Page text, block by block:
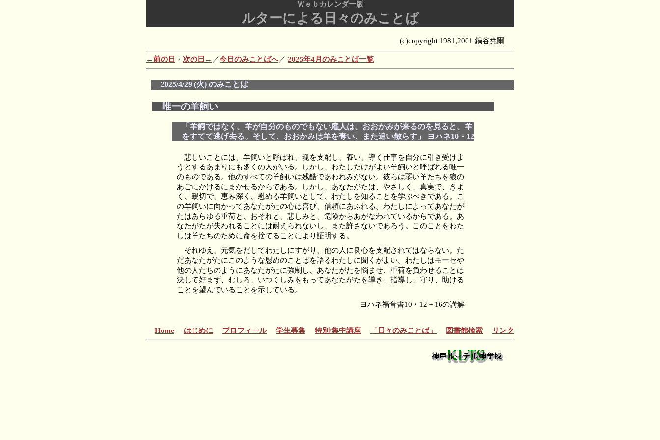
Ｗｅｂカレンダー版
ルターによる日々のみことば
(c)copyright 1981,2001 鍋谷尭爾
←前の日 ・ 次の日→ ／今日のみことばへ／ 2025年4月のみことば一覧
2025/4/29 (火) のみことば
唯一の羊飼い
「羊飼ではなく、羊が自分のものでもない雇人は、おおかみが来るのを見ると、羊
をすてて逃げ去る。そして、おおかみは羊を奪い、また追い散らす」 ヨハネ10・12
悲しいことには、羊飼いと呼ばれ、魂を支配し、養い、導く仕事を自分に引き受けよ
うとするあまりにも多くの人がいる。しかし、わたしだけがよい羊飼いと呼ばれる唯一
のものである。他のすべての羊飼いは残酷であわれみがない。彼らは弱い羊たちを狼の
あごにかけるにまかせるからである。しかし、あなたがたは、やさしく、真実で、きよ
く、親切で、恵み深く、慰める羊飼いとして、わたしを知ることを学ぶべきである。こ
の羊飼いに向かってあなたがたの心は喜び、信頼にあふれる。わたしによってあなたが
たはあらゆる重荷と、おそれと、悲しみと、危険からあがなわれているからである。あ
なたがたが失われることには耐えられないし、また許さないであろう。このことをわた
しは羊たちのために命を捨てることにより証明する。
それゆえ、元気をだしてわたしにすがり、他の人に良心を支配されてはならない。た
だあなたがたにこのような慰めのことばを語るわたしに聞くがよい。わたしはモーセや
他の人たちのようにあなたがたに強制し、あなたがたを悩ませ、重荷を負わせることは
決して好まず、むしろ、いつくしみをもってあなたがたを導き、指導し、守り、助ける
ことを望んでいることを示している。
ヨハネ福音書10・12－16の講解
Home はじめに プロフィール 学生募集 特別/集中講座 「日々のみことば」 図書館検索 リンク